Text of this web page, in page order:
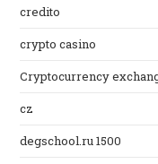
credito
crypto casino
Cryptocurrency
cz
degschool.ru 1500